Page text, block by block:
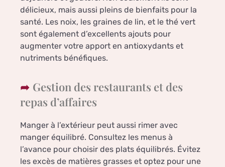
délicieux, mais aussi pleins de bienfaits pour la
santé. Les noix, les graines de lin, et le thé vert
sont également d’excellents ajouts pour
augmenter votre apport en antioxydants et
nutriments bénéfiques.
Gestion des restaurants et des
repas d’affaires
Manger à l’extérieur peut aussi rimer avec
manger équilibré. Consultez les menus à
l’avance pour choisir des plats équilibrés. Évitez
les excès de matières grasses et optez pour une